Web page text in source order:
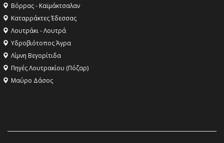
Βόρρας - Καϊμάκτσαλαν
Καταρράκτες Έδεσσας
Λουτράκι - Λουτρά
Υδροβιότοπος Άγρα
Λίμνη Βεγορίτιδα
Πηγές Λουτρακίου (Πόζαρ)
Μαύρο Δάσος